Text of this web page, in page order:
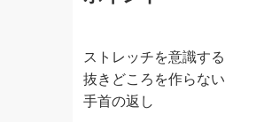
ストレッチを意識する
抜きどころを作らない
手首の返し